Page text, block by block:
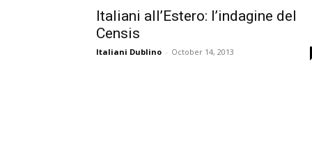
Italiani all’Estero: l’indagine del
Censis
Italiani Dublino - October 14, 2013